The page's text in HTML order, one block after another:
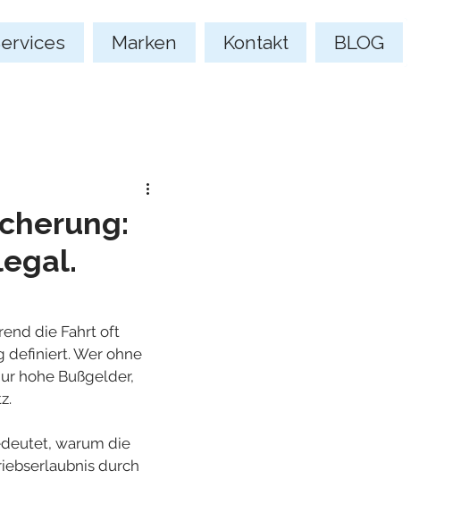
Marken Kontakt BLOG
die Fahrt oft
definiert. Wer ohne
hohe Bußgelder,
warum die
durch